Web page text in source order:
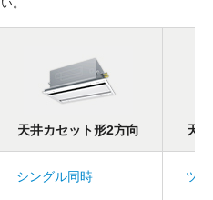
。
天井カセット形2方向 天
シングル同時 ツ